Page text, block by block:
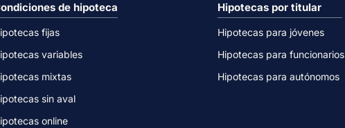
de hipoteca
fijas
variables
mixtas
sin aval
online
Hipotecas por titular
Hipotecas para jóvenes
Hipotecas para funcionarios
Hipotecas para autónomos